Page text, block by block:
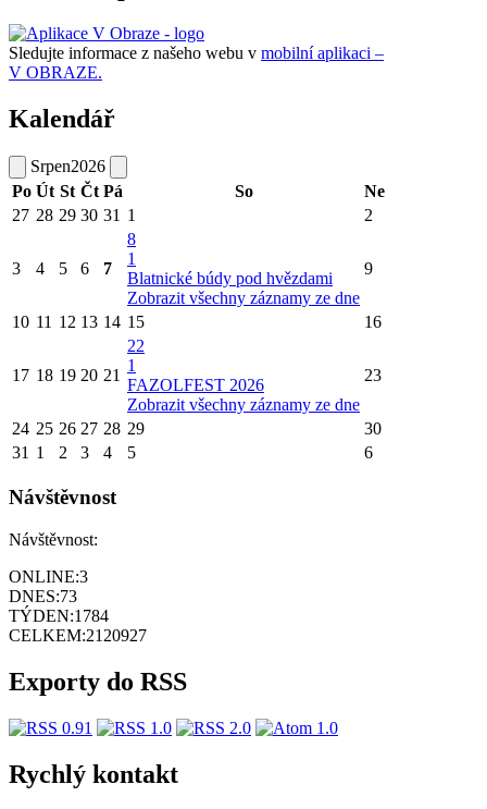
Sledujte informace z našeho webu v mobilní aplikaci –
V OBRAZE.
Kalendář
Srpen2026
Po Út St Čt Pá So
Ne
27 28 29 30 31 1 2
3 4 5 6 7
8
1
Blatnické búdy pod hvězdami
Zobrazit všechny záznamy ze dne
9
10 11 12 13 14 15 16
17 18 19 20 21
22
1
FAZOLFEST 2026
Zobrazit všechny záznamy ze dne
23
24 25 26 27 28 29
30
31 1 2 3 4 5 6
Návštěvnost
Návštěvnost:
ONLINE:3
DNES:73
TÝDEN:1784
CELKEM:2120927
Exporty do RSS
Rychlý kontakt